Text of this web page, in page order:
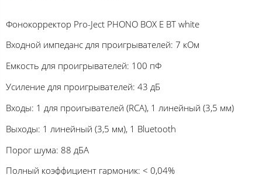
Фонокорректор Pro-Ject PHONO BOX E BT white
Входной импеданс для проигрывателей: 7 кОм
Емкость для проигрывателей: 100 пФ
Усиление для проигрывателей: 43 дБ
Входы: 1 для проигывателей (RCA), 1 линейный (3,5 мм)
Выходы: 1 линейный (3,5 мм), 1 Bluetooth
Порог шума: 88 дБА
Полный коэффициент гармоник: < 0,04%